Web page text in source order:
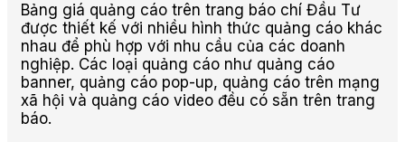
Bảng giá quảng cáo trên trang báo chí Đầu Tư
được thiết kế với nhiều hình thức quảng cáo khác
nhau để phù hợp với nhu cầu của các doanh
nghiệp. Các loại quảng cáo như quảng cáo
banner, quảng cáo pop-up, quảng cáo trên mạng
xã hội và quảng cáo video đều có sẵn trên trang
báo.